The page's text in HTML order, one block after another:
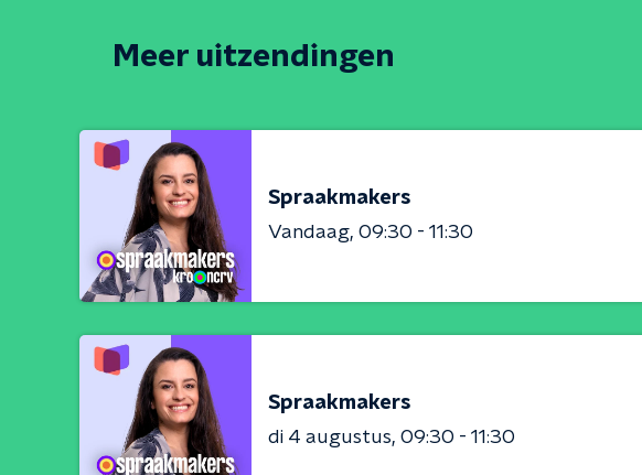
Meer uitzendingen
Spraakmakers
Vandaag 09:30 - 11:30
Spraakmakers
di 4 augustus 09:30 - 11:30